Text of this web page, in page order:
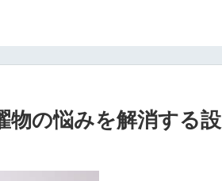
物の悩みを解消する設